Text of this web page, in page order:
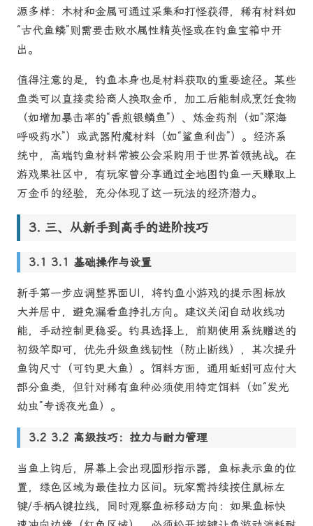
源多样：木材和金属可通过采集和打怪获得，稀有材料如
“古代鱼鳞”则需要击败水属性精英怪或在钓鱼宝箱中开
出。
值得注意的是，钓鱼本身也是材料获取的重要途径。某些
鱼类可以直接卖给商人换取金币，加工后能制成烹饪食物
（如增加暴击率的“香煎银鳞鱼”）、炼金药剂（如“深海
呼吸药水”）或武器附魔材料（如“鲨鱼利齿”）。经济系
统中，高端钓鱼材料常被公会采购用于世界首领挑战。在
游戏果社区中，有玩家曾分享通过全地图钓鱼一天赚取上
万金币的经验，充分体现了这一玩法的经济潜力。
三、从新手到高手的进阶技巧
3.1 基础操作与设置
新手第一步应调整界面UI，将钓鱼小游戏的提示图标放
大并居中，避免漏看鱼挣扎方向。建议关闭自动收线功
能，手动控制更稳妥。钓具选择上，前期使用系统赠送的
初级竿即可，优先升级鱼线韧性（防止断线），其次提升
鱼钩尺寸（可钓更大鱼）。饵料方面，通用蚯蚓可应付大
部分鱼类，但针对稀有鱼种必须使用特定饵料（如“发光
幼虫”专诱夜光鱼）。
3.2 高级技巧：拉力与耐力管理
当鱼上钩后，屏幕上会出现圆形指示器，鱼标表示鱼的位
置，绿色区域为最佳拉力区间。玩家需持续按住鼠标左
键/手柄A键拉线，同时观察鱼标移动方向：如果鱼标快